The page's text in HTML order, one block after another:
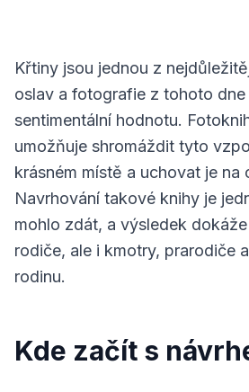
Křtiny jsou jednou z
oslav a fotografie z tohoto
sentimentální hodnotu.
umožňuje shromáždit tyto
krásném místě a uchovat je na
Navrhování takové knihy je
mohlo zdát, a výsledek
rodiče, ale i kmotry, prarodiče
rodinu.
Kde začít s